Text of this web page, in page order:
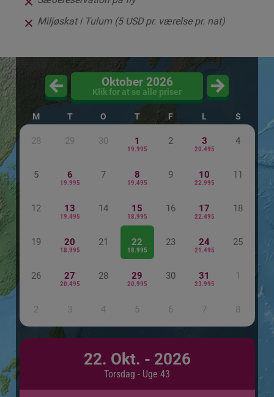
Miljøskat i Tulum (5 USD pr. værelse pr. nat)
Oktober 2026
Klik for at se alle priser
M T O T F L S
28 29 30 1
19.995
2 3
20.495
4
5 6
19.995
7 8
19.495
9 10
22.995
11
12 13
19.495
14 15
18.995
16 17
22.495
18
19 20
18.995
21 22
18.995
23 24
21.495
25
26 27
20.495
28 29
20.995
30 31
23.995
1
2 3 4 5 6 7 8
22. Okt. - 2026
Torsdag - Uge 43